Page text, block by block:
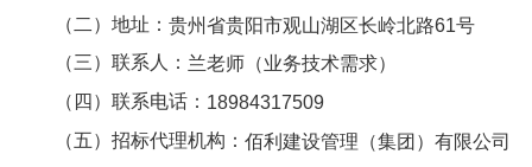
（二）地址： 贵州省贵阳市观山湖区长岭北路61号
（三）联系人： 兰老师（业务技术需求）
（四）联系电话： 18984317509
（五）招标代理机构： 佰利建设管理（集团）有限公司